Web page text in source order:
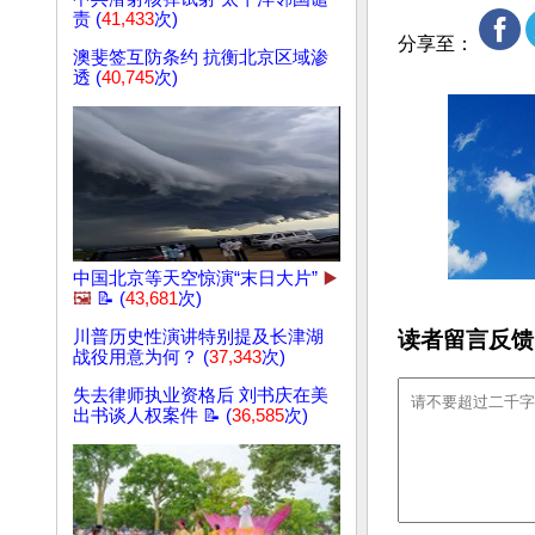
责 (41,433次)
澳斐签互防条约 抗衡北京区域渗
透 (40,745次)
中国北京等天空惊演“末日大片” ▶️
🖼️ 📝 (43,681次)
川普历史性演讲特别提及长津湖
战役用意为何？ (37,343次)
失去律师执业资格后 刘书庆在美
出书谈人权案件 📝 (36,585次)
分享至：
读者留言反